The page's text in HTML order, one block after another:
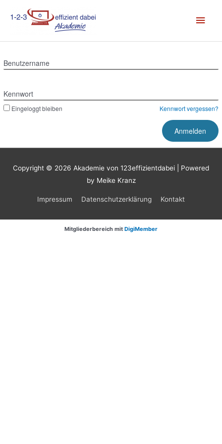
Inhalt
Benutzername
Kennwort
Eingeloggt bleiben Kennwort vergessen?
Copyright © 2026 Akademie von 123effizientdabei | Powered
by Meike Kranz
Impressum Datenschutzerklärung Kontakt
Mitgliederbereich mit DigiMember